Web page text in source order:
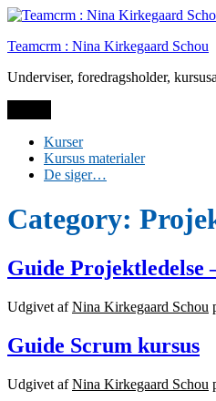
Spring
indhold
Teamcrm : Nina Kirkegaard Schou
Underviser, foredragsholder,
Kurser
Kursus materialer
De siger…
Category:
Guide Projektledelse
Udgivet afNina Kirkegaard Schou
Guide Scrum kursus
Udgivet afNina Kirkegaard Schou